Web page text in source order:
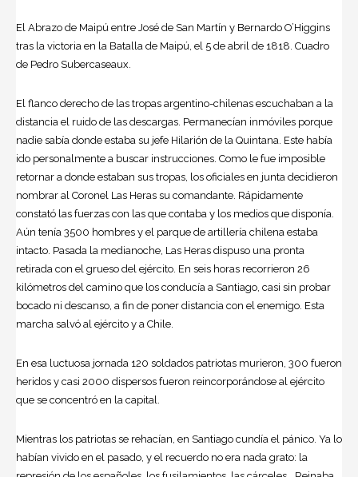
El Abrazo de Maipú entre José de San Martín y Bernardo O’Higgins
tras la victoria en la Batalla de Maipú, el 5 de abril de 1818. Cuadro
de Pedro Subercaseaux.
El flanco derecho de las tropas argentino-chilenas escuchaban a la
distancia el ruido de las descargas. Permanecían inmóviles porque
nadie sabía donde estaba su jefe Hilarión de la Quintana. Este había
ido personalmente a buscar instrucciones. Como le fue imposible
retornar a donde estaban sus tropas, los oficiales en junta decidieron
nombrar al Coronel Las Heras su comandante. Rápidamente
constató las fuerzas con las que contaba y los medios que disponía.
Aún tenía 3500 hombres y el parque de artillería chilena estaba
intacto. Pasada la medianoche, Las Heras dispuso una pronta
retirada con el grueso del ejército. En seis horas recorrieron 26
kilómetros del camino que los conducía a Santiago, casi sin probar
bocado ni descanso, a fin de poner distancia con el enemigo. Esta
marcha salvó al ejército y a Chile.
En esa luctuosa jornada 120 soldados patriotas murieron, 300 fueron
heridos y casi 2000 dispersos fueron reincorporándose al ejército
que se concentró en la capital.
Mientras los patriotas se rehacían, en Santiago cundía el pánico. Ya lo
habían vivido en el pasado, y el recuerdo no era nada grato: la